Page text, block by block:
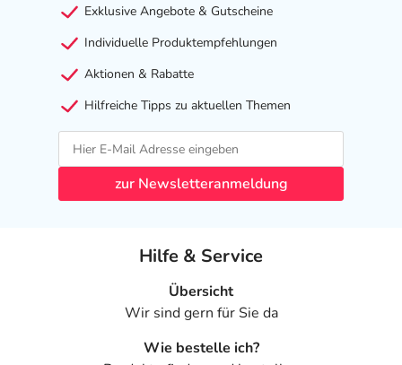
Exklusive Angebote & Gutscheine
Individuelle Produktempfehlungen
Aktionen & Rabatte
Hilfreiche Tipps zu aktuellen Themen
zur Newsletteranmeldung
Hilfe & Service
Übersicht
Wir sind gern für Sie da
Wie bestelle ich?